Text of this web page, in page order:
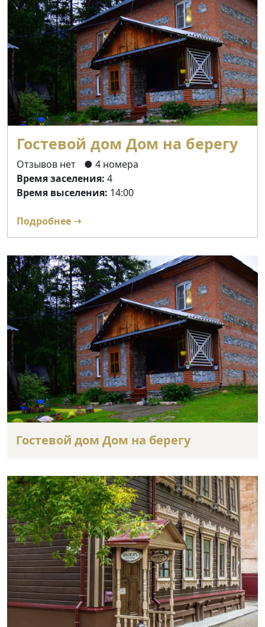
Гостевой дом Дом на берегу
Отзывов нет
● 4 номера
Время заселения: 4
Время выселения: 14:00
Подробнее ➝
Гостевой дом Дом на берегу